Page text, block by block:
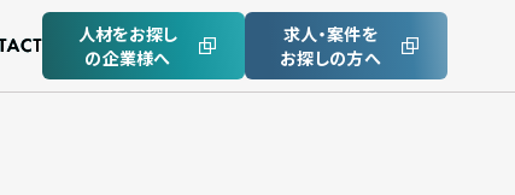
人材をお探し
の企業様へ
求人・案件を
お探しの方へ